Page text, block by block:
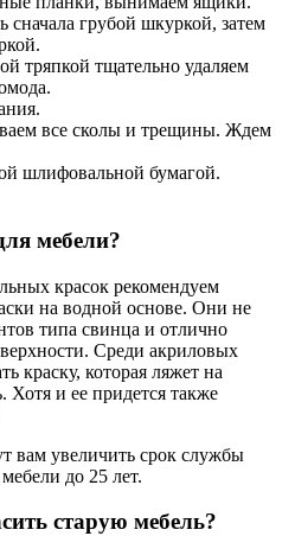
грубой шкуркой, затем
тряпкой тщательно удаляем
все сколы и трещины. Ждем
шлифовальной бумагой.
мебели?
красок рекомендуем
на водной основе. Они не
типа свинца и отлично
Среди акриловых
краску, которая ляжет на
и ее придется также
вам увеличить срок службы
до 25 лет.
старую мебель?